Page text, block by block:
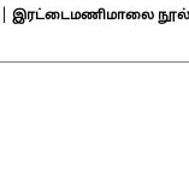
இரட்டைமணிமாலை